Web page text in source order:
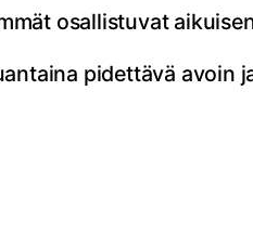
osallistuvat
pidettävä